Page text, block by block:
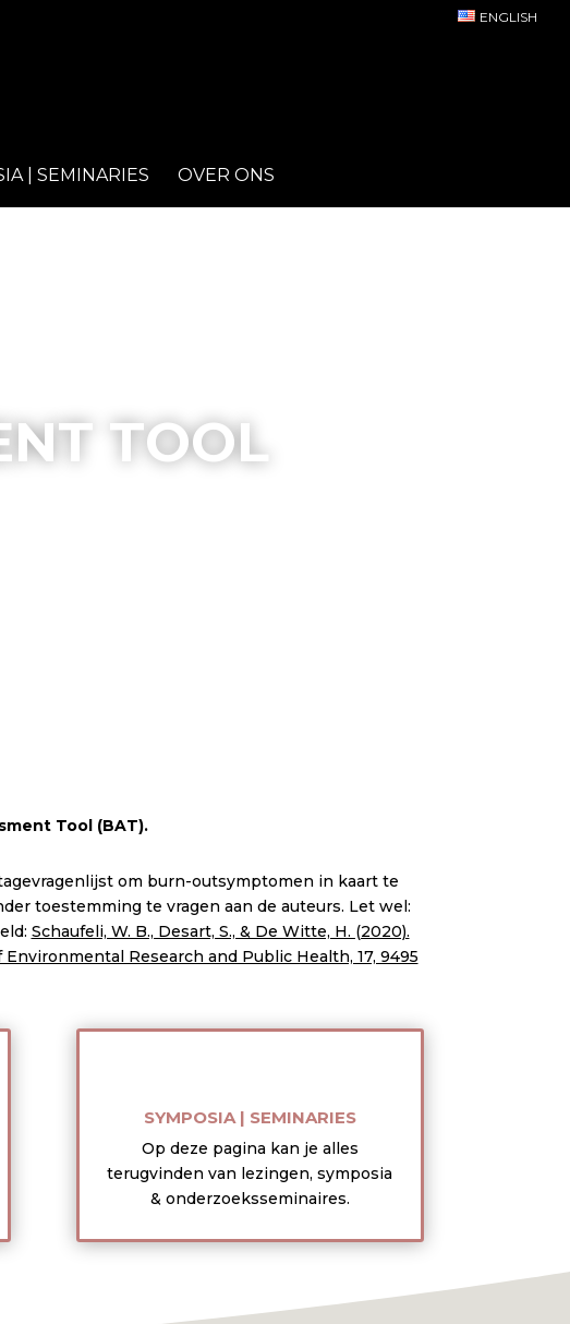
ENGLISH
| SEMINARIES OVER ONS
TOOL
Tool (BAT).
om burn-outsymptomen in kaart te
toestemming te vragen aan de auteurs. Let wel:
Schaufeli, W. B., Desart, S., & De Witte, H. (2020).
Research and Public Health, 17, 9495
SYMPOSIA | SEMINARIES
Op deze pagina kan je alles
terugvinden van lezingen, symposia
& onderzoeksseminaires.